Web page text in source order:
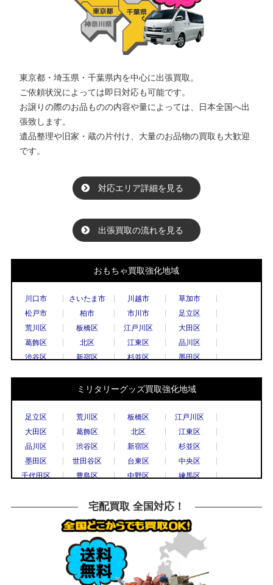
東京都・埼玉県・千葉県内を中心に出張買取。
ご依頼状況によっては即日対応も可能です。
お譲りの際のお品ものの内容や量によっては、日本全国へ出
張致します。
遺品整理や旧家・蔵の片付け、大量のお品物の買取も大歓迎
です。
対応エリア詳細を見る
出張買取の流れを見る
おもちゃ買取強化地域
川口市 さいたま市 川越市
草加市
松戸市
柏市 市川市
足立区
荒川区
板橋区 江戸川区
大田区
葛飾区
北区 江東区
品川区
渋谷区
新宿区 杉並区
墨田区
中野区 練馬区
文京区
港区
目黒区 国立市
小金井市
国分寺市
小平市 立川市
調布市
西東京市
八王子市 東村山市
日野市
府中市
三鷹市 武蔵野市
上尾市
春日部市
久喜市 熊谷市
越谷市
秩父市
所沢市 戸田市
新座市
鎌倉市 川崎市
相模原市
横須賀市 横浜市
宇都宮市
高崎市 前橋市
古河市
水戸市
ミリタリーグッズ買取強化地域
足立区 荒川区 板橋区
江戸川区
大田区
葛飾区 北区
江東区
品川区
渋谷区 新宿区
杉並区
墨田区
世田谷区 台東区
中央区
千代田区
豊島区 中野区
練馬区
川崎市 川口市
越谷市
戸田市 さいたま市
所沢市
市川市 柏市
松戸市
高崎市 小山市
宅配買取 全国対応！